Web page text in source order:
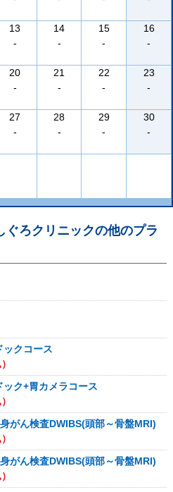
13
-
14
-
15
-
16
-
20
-
21
-
22
-
23
-
27
-
28
-
29
-
30
-
ろクリニックの他のプラ
ックコース
ク+胃カメラコース
身がん検査DWIBS(頭部～骨盤MRI)
身がん検査DWIBS(頭部～骨盤MRI)